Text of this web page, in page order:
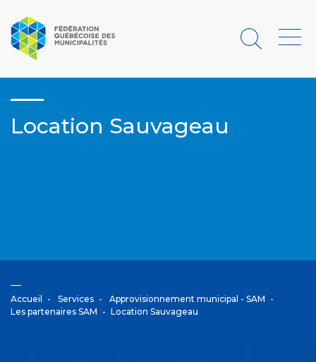
Rechercher
Location Sauvageau
Accueil Services
Approvisionnement municipal - SAM
Les partenaires SAM
Location Sauvageau